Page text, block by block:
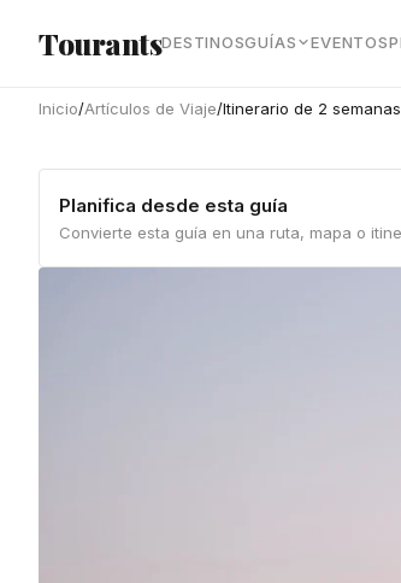
TourantsDESTINOSGUÍAS EVENTOS
Inicio/Artículos de Viaje/Itinerario de 2
Planifica desde esta guía
Convierte esta guía en una ruta, mapa o